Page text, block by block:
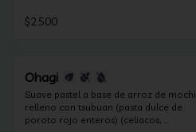
(apto celiacos, veganos y sin lactosa).
$2.500
Ohagi
Suave pastel a base de arroz de mochi
relleno con tsubuan (pasta dulce de
poroto rojo enteros) (celiacos,